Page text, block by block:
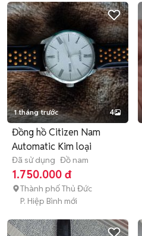
1 tháng trước 4
Đồng hồ Citizen Nam
Automatic Kim loại
Đã sử dụng Đồ nam
1.750.000 đ
Thành phố Thủ Đức
P. Hiệp Bình mới